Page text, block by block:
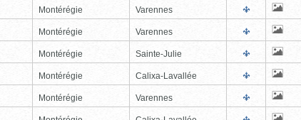
Montérégie Varennes
Montérégie Varennes
Montérégie Sainte-Julie
Montérégie Calixa-Lavallée
Montérégie Varennes